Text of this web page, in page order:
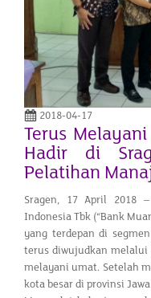
2018-04-17
Terus
Hadir di
Pelatihan
Sragen, 17 April 2018
Indonesia Tbk (“Bank
yang terdepan di
terus diwujudkan melalui
melayani umat. Setelah
kota besar di provinsi